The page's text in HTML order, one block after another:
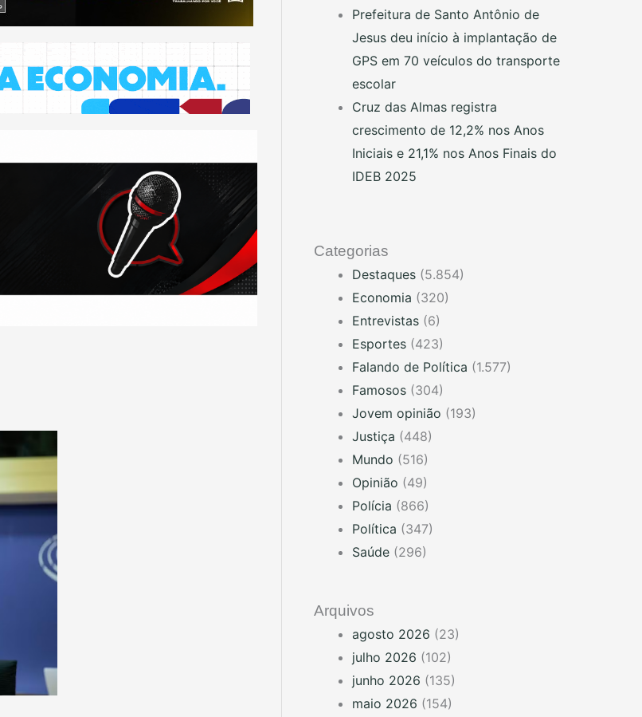
Prefeitura de Santo Antônio de
Jesus deu início à implantação de
GPS em 70 veículos do transporte
escolar
Cruz das Almas registra
crescimento de 12,2% nos Anos
Iniciais e 21,1% nos Anos Finais do
IDEB 2025
Categorias
Destaques (5.854)
Economia (320)
Entrevistas (6)
Esportes (423)
Falando de Política (1.577)
Famosos (304)
Jovem opinião (193)
Justiça (448)
Mundo (516)
Opinião (49)
Polícia (866)
Política (347)
Saúde (296)
Arquivos
agosto 2026 (23)
julho 2026 (102)
junho 2026 (135)
maio 2026 (154)